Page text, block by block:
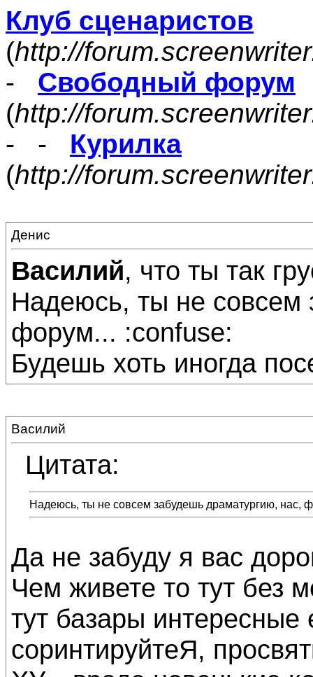
Клуб сценаристов
(http://
- Свободный форум
(http://
- - Курилка
(http://
Денис
Василий, что ты так
Надеюсь, ты не совсем
форум... :confuse:
Будешь хоть иногда
Василий
Цитата:
Надеюсь, ты не совсем забудешь драматургию, нас,
Да не забуду я вас
Чем живете то тут без
тут базары интересные
соринтируйтеЯ,